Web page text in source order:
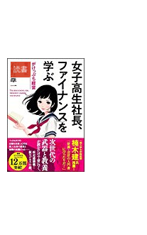
読書